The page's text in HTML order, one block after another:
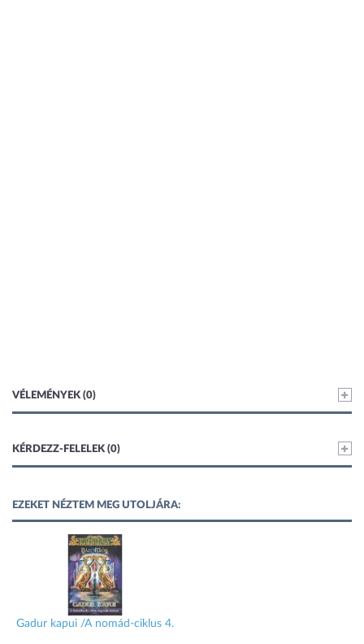
VÉLEMÉNYEK (0)
KÉRDEZZ-FELELEK (0)
EZEKET NÉZTEM MEG UTOLJÁRA:
Gadur kapui /A nomád-ciklus 4.